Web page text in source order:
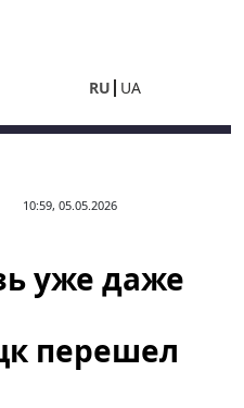
RU UA
10:59, 05.05.2026
уже даже
перешел